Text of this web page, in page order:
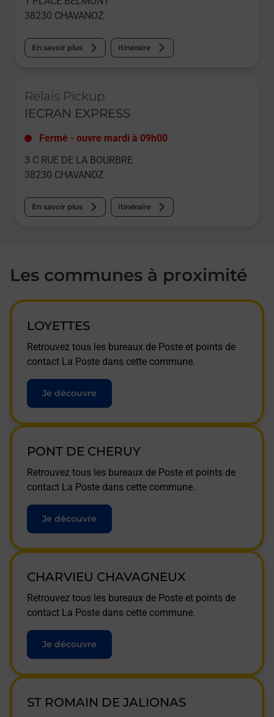
38230 CHAVANOZ
En savoir plus Itinéraire
Relais Pickup
IECRAN EXPRESS
Fermé - ouvre mardi à 09h00
3 C RUE DE LA BOURBRE
38230 CHAVANOZ
En savoir plus Itinéraire
Les communes à proximité
LOYETTES
Retrouvez tous les bureaux de Poste et points de
contact La Poste dans cette commune.
Je découvre
PONT DE CHERUY
Retrouvez tous les bureaux de Poste et points de
contact La Poste dans cette commune.
Je découvre
CHARVIEU CHAVAGNEUX
Retrouvez tous les bureaux de Poste et points de
contact La Poste dans cette commune.
Je découvre
ST ROMAIN DE JALIONAS